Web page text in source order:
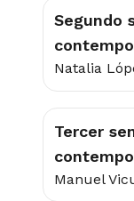
Segundo
Natalia
Tercer
Manuel